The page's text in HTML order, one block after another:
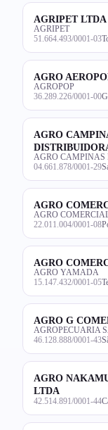
AGRIPET LTDA
AGRIPET
51.664.493/0001-03
AGRO
AGROPOP
36.289.226/0001-00
AGRO
AGRO CAMPINAS
04.661.878/0001-29
AGRO
AGRO
22.011.004/0001-08
AGRO
AGRO YAMADA
15.147.432/0001-05
AGRO G
AGROPECUARIA
46.128.888/0001-43
AGRO
LTDA
42.514.891/0001-44